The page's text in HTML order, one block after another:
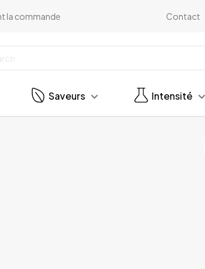
la commande Contact
Saveurs Intensité